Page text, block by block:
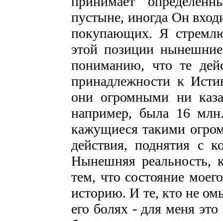
пустыне, иногда Он
покупающих. Я
этой позиции
пониманию, что те
принадлежности к
они огромными ни
например, была 16
кажущиеся такими
действия, поднятия с
Нынешняя реальность,
тем, что состояние
историю. И те, кто не
его болях - для меня